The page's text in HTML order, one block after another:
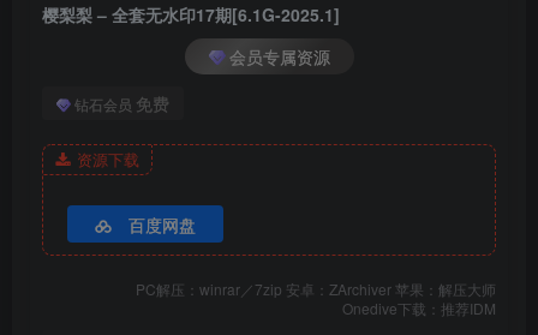
樱梨梨 – NO.012 雅儿贝德 [28P-562MB]
[8.15]
樱梨梨 – NO.011 莫娜女仆[34P-134.6M]
[8.8]
樱梨梨 – 全套无水印17期[6.1G-2025.1]
会员专属资源
钻石会员 免费
资源下载
百度网盘
PC解压：winrar／7zip 安卓：ZArchiver 苹果：解压大师
Onedive下载：推荐IDM